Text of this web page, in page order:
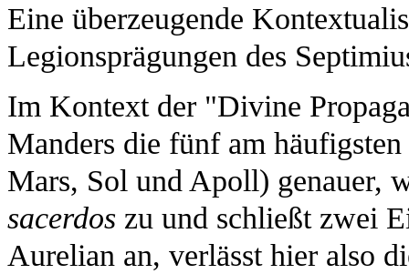
Eine überzeugende
Legionsprägungen des
Im Kontext der "Divine
Manders die fünf am
Mars, Sol und Apoll) genauer,
sacerdos zu und schließt zwei
Aurelian an, verlässt hier also